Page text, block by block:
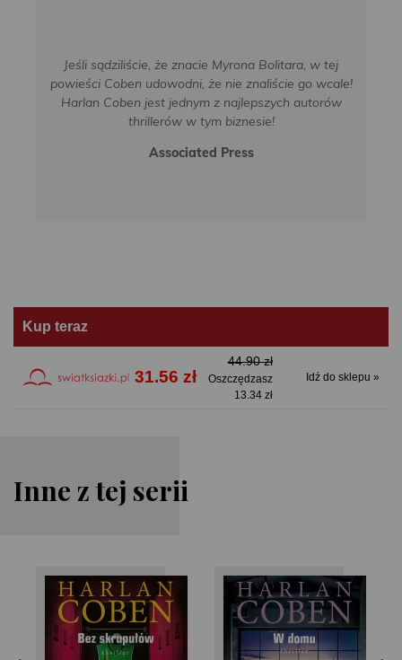
Jeśli sądziliście, że znacie Myrona Bolitara, w tej
powieści Coben udowodni, że nie znaliście go wcale!
Harlan Coben jest jednym z najlepszych autorów
thrillerów w tym biznesie!
Associated Press
Kup teraz
31.56 zł
44.90 zł
Oszczędzasz
13.34 zł
Idź do sklepu »
Inne z tej serii
Harlan Coben Harlan Coben